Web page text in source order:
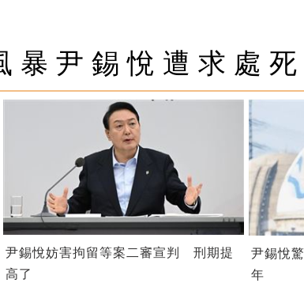
暴尹錫悅遭求處
尹錫悅妨害拘留等案二審宣判 刑期提
高了
尹錫悅
年